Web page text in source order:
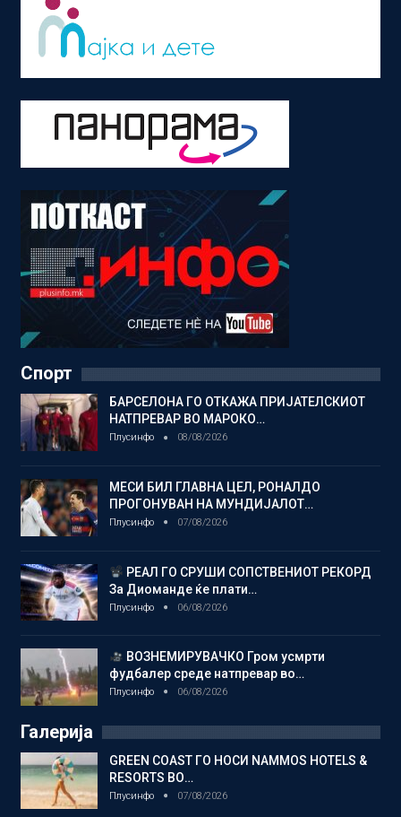
Спорт
БАРСЕЛОНА ГО ОТКАЖА ПРИЈАТЕЛСКИОТ
НАТПРЕВАР ВО МАРОКО…
Плусинфо 08/08/2026
МЕСИ БИЛ ГЛАВНА ЦЕЛ, РОНАЛДО
ПРОГОНУВАН НА МУНДИЈАЛОТ…
Плусинфо 07/08/2026
РЕАЛ ГО СРУШИ СОПСТВЕНИОТ РЕКОРД
За Диоманде ќе плати…
Плусинфо 06/08/2026
ВОЗНЕМИРУВАЧКО Гром усмрти
фудбалер среде натпревар во…
Плусинфо 06/08/2026
Галерија
GREEN COAST ГО НОСИ NAMMOS HOTELS &
RESORTS ВО…
Плусинфо 07/08/2026